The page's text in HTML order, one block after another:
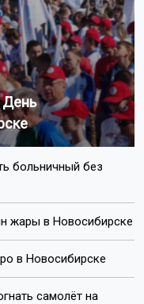
День
больничный без
жары в Новосибирске
в Новосибирске
самолёт на